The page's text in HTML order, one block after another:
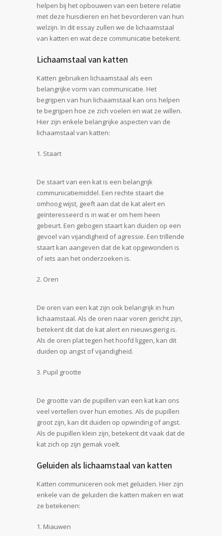
helpen bij het opbouwen van een betere relatie
met deze huisdieren en het bevorderen van hun
welzijn. In dit essay zullen we de lichaamstaal
van katten en wat deze communicatie betekent.
Lichaamstaal van katten
Katten gebruiken lichaamstaal als een
belangrijke vorm van communicatie. Het
begrijpen van hun lichaamstaal kan ons helpen
te begrijpen hoe ze zich voelen en wat ze willen.
Hier zijn enkele belangrijke aspecten van de
lichaamstaal van katten:
Staart
De staart van een kat is een belangrijk
communicatiemiddel. Een rechte staart die
omhoog wijst, geeft aan dat de kat alert en
geïnteresseerd is in wat er om hem heen
gebeurt. Een gebogen staart kan duiden op een
gevoel van vijandigheid of agressie. Een trillende
staart kan aangeven dat de kat opgewonden is
of iets aan het onderzoeken is.
Oren
De oren van een kat zijn ook belangrijk in hun
lichaamstaal. Als de oren naar voren gericht zijn,
betekent dit dat de kat alert en nieuwsgierig is.
Als de oren plat tegen het hoofd liggen, kan dit
duiden op angst of vijandigheid.
Pupil grootte
De grootte van de pupillen van een kat kan ons
veel vertellen over hun emoties. Als de pupillen
groot zijn, kan dit duiden op opwinding of angst.
Als de pupillen klein zijn, betekent dit vaak dat de
kat zich op zijn gemak voelt.
Geluiden als lichaamstaal van katten
Katten communiceren ook met geluiden. Hier zijn
enkele van de geluiden die katten maken en wat
ze betekenen:
Miauwen